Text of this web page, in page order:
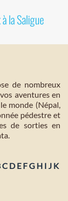
la Saligue
de nombreux
aventures en
monde (Népal,
pédestre et
de sorties en
C D E FG H I J K